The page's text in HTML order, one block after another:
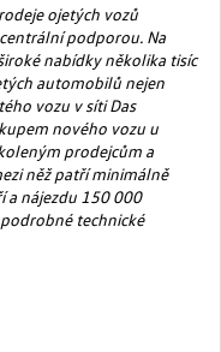
ojetých vozů
centrální podporou. Na
nabídkyněkolika tisíc
automobilů nejen
vozu v síti Das
nového vozu u
prodejcům a
něž patří minimálně
a nájezdu 150 000
technické